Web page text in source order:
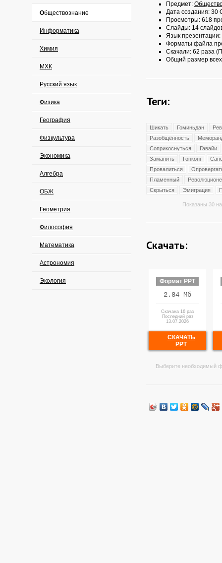
Обществознание
Информатика
Химия
МХК
Русский язык
Физика
География
Физкультура
Экономика
Алгебра
ОБЖ
Геометрия
Философия
Математика
Астрономия
Экология
Предмет:
Дата создания: 30
Просмотры: 618
Слайды: 14
Язык презентации:
Форматы файла
Скачали: 62 раза
Общий размер
Теги:
Шикать Гоминьдан
Разобщённость
Соприкоснуться
Гавайи
Заманить
Гонконг
Провалиться
Пламенный
Скрыться
Эмиграция
Показаны 30
Скачать:
Формат PPT
2.84 Мб
Скачана 16 раз
Последний раз
13.07.2026
СКАЧАТЬ
PPT
Выберите необходимый